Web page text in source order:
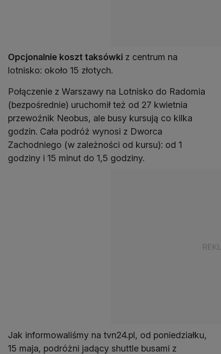
Opcjonalnie koszt taksówki z centrum na
lotnisko: około 15 złotych.
Połączenie z Warszawy na Lotnisko do Radomia
(bezpośrednie) uruchomił też od 27 kwietnia
przewoźnik Neobus, ale busy kursują co kilka
godzin. Cała podróż wynosi z Dworca
Zachodniego (w zależności od kursu): od 1
godziny i 15 minut do 1,5 godziny.
Jak informowaliśmy na tvn24.pl, od poniedziałku,
15 maja, podróżni jadący shuttle busami z